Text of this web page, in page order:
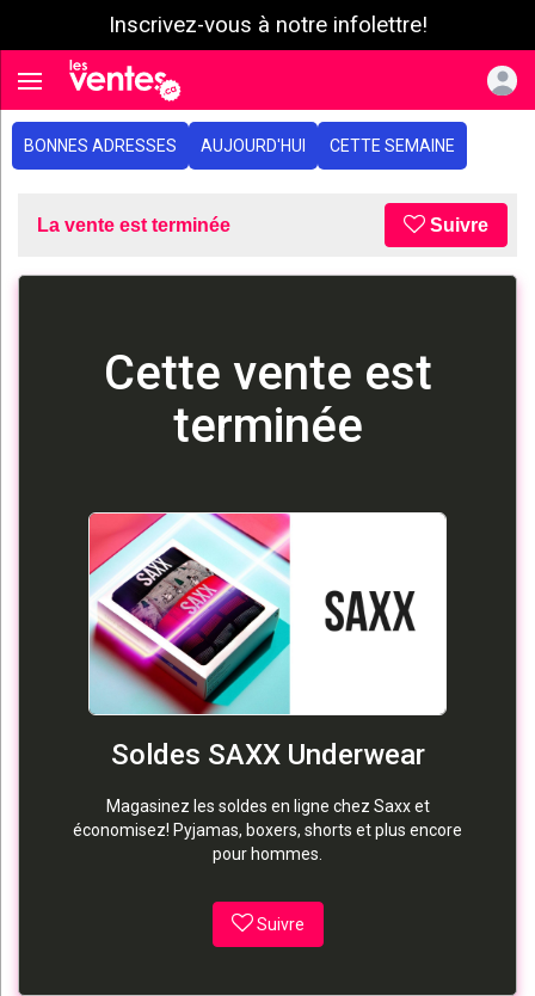
Inscrivez-vous à notre infolettre!
Toggle navigation
BONNES ADRESSES AUJOURD'HUI CETTE SEMAINE
La vente est terminée Suivre
Cette vente est
terminée
Soldes SAXX Underwear
Magasinez les soldes en ligne chez Saxx et
économisez! Pyjamas, boxers, shorts et plus encore
pour hommes.
Suivre